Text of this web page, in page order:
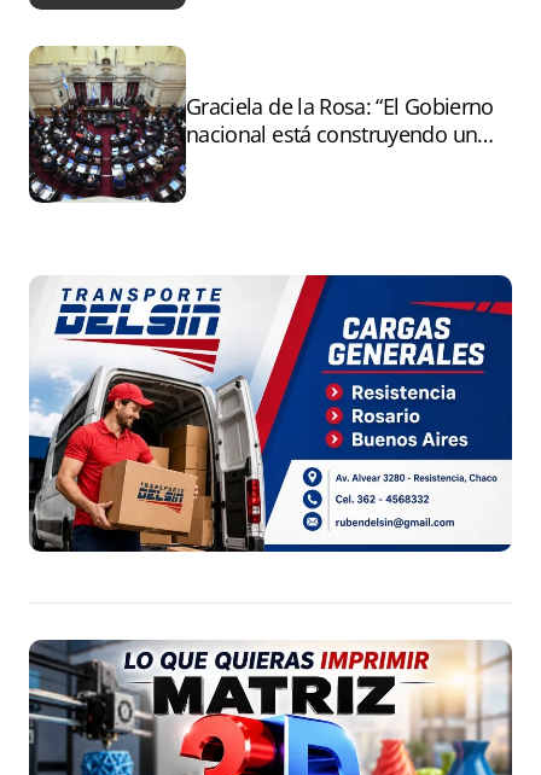
Graciela de la Rosa: “El Gobierno
nacional está construyendo un